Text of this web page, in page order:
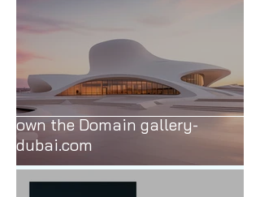
own the Domain gallery-
dubai.com